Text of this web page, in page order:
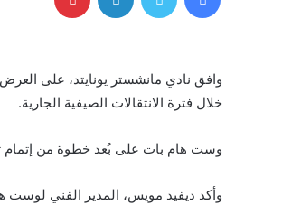
وافق نادي مانشستر يونايتد، على
خلال فترة الانتقالات الصيفية الجارية.
وست هام بات على بُعد خطوة من إتمام
وأكد ديفيد مويس، المدير الفني لوست